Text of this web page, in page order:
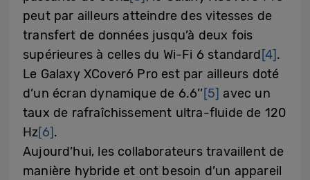
peut par ailleurs atteindre des vitesses de
transfert de données jusqu’à deux fois
supérieures à celles du Wi-Fi 6 standard [4].
Le Galaxy XCover6 Pro est par ailleurs doté
d’un écran dynamique de 6.6’’[5] avec un
taux de rafraîchissement ultra-fluide de 120
Hz[6].
Aujourd’hui, les collaborateurs travaillent de
manière hybride et ont besoin d’un appareil